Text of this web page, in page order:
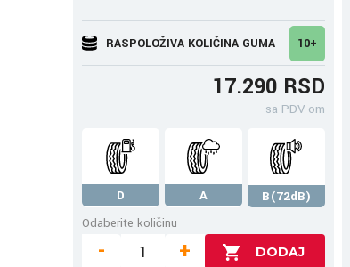
RASPOLOŽIVA KOLIČINA GUMA 10+
17.290 RSD
sa PDV-om
D A
B(72dB)
Odaberite količinu
- +